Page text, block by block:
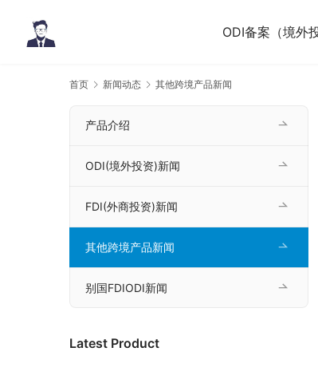
ODI备案（境外
首页 新闻动态 其他跨境产品新闻
产品介绍
ODI(境外投资)新闻
FDI(外商投资)新闻
其他跨境产品新闻
别国FDIODI新闻
Latest Product